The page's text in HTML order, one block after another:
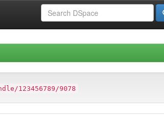
123456789/9078